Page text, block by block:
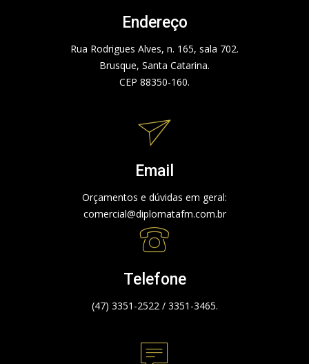
Endereço
Rua Rodrigues Alves, n. 165, sala 702.
Brusque, Santa Catarina.
CEP 88350-160.
Email
Orçamentos e dúvidas em geral:
comercial@diplomatafm.com.br
Telefone
(47) 3351-2522 / 3351-3465.